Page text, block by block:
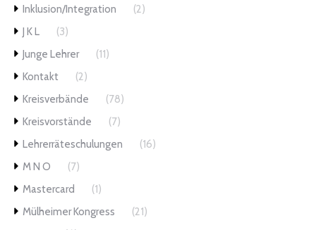
Inklusion/Integration
(2)
J K L
(3)
Junge Lehrer
(11)
Kontakt
(2)
Kreisverbände
(78)
Kreisvorstände
(7)
Lehrerräteschulungen
(16)
M N O
(7)
Mastercard
(1)
Mülheimer Kongress
(21)